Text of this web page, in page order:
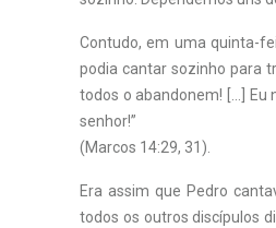
Contudo, em uma quinta-
podia cantar sozinho para
todos o abandonem! […] Eu
senhor!”
(Marcos 14:29, 31).
Era assim que Pedro
todos os outros discípulos